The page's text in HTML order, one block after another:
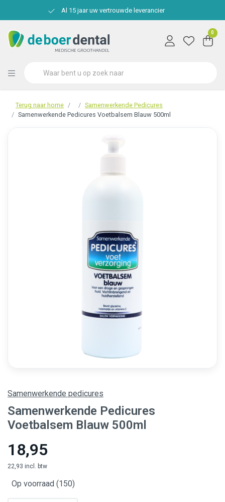
Al 15 jaar uw vertrouwde leverancier
0
Terug naar home
Samenwerkende Pedicures
Samenwerkende Pedicures Voetbalsem Blauw 500ml
Samenwerkende pedicures
Samenwerkende Pedicures
Voetbalsem Blauw 500ml
18,95
22,93 incl. btw
Op voorraad (150)